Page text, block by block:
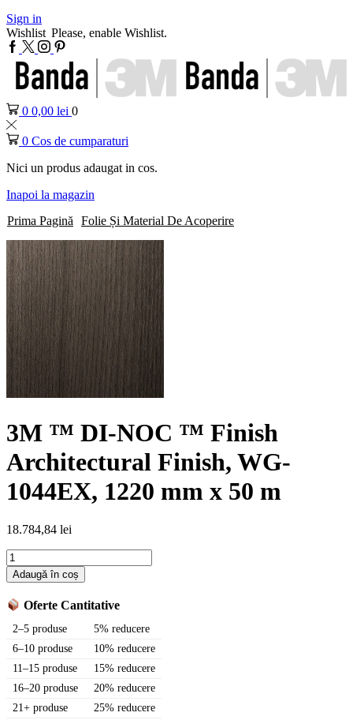
Sign in
Wishlist Please, enable Wishlist.
Facebook
Twitter
Instagram
Pinterest
0 0,00 lei 0
0 Cos de cumparaturi
Nici un produs adaugat in cos.
Inapoi la magazin
Prima Pagină
Folie Și Material De Acoperire
3M ™ DI-NOC ™ Finish
Architectural Finish, WG-
1044EX, 1220 mm x 50 m
18.784,84 lei
Cantitate
3M
™
DI-
NOC
™
Architectural
Finish,
WG-
1044EX,
1220
Adaugă în coș
Oferte Cantitative
2–5 produse
5% reducere
6–10 produse
10% reducere
11–15 produse
15% reducere
16–20 produse
20% reducere
21+ produse
25% reducere